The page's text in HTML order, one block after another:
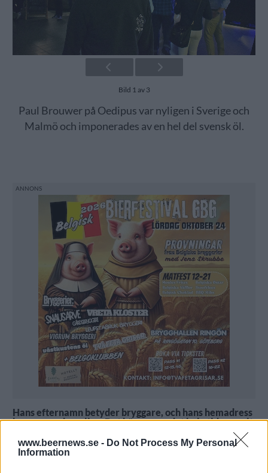
www.beernews.se - Do Not Process My Personal
Information
Bild 1 av 3
Paul Brouwer på Oedipus var nyligen i Sverige och
Malmö och imponerades av en hel del svensk öl.
Hans efternamn betyder bryggare, och hans hemadress
har samma koppling. Det känns som det hela tiden varit
givet att Paul Brouwer på Oedipus till slut skulle hamna
i branschen.
Det är svårt att ha fler kopplingar till ölbranschen än Paul